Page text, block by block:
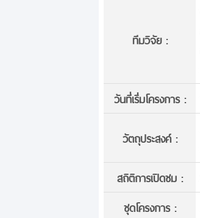
ทีมวิจัย :
วันที่เริ่มโครงการ :
วัตถุประสงค์ :
สถิติการเปิดชม :
ชุดโครงการ :